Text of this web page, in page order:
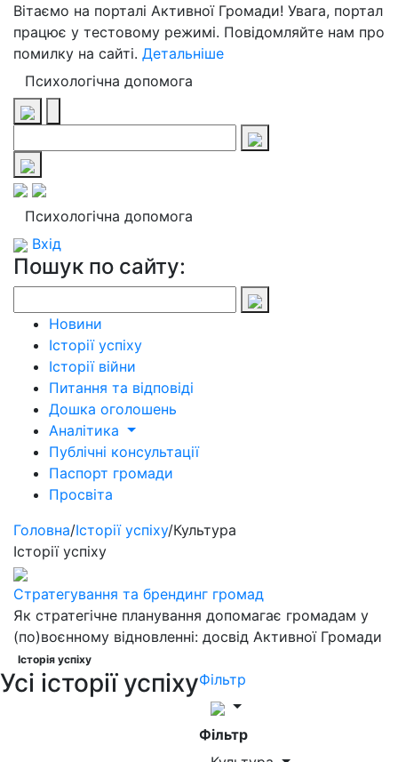
Вітаємо на порталі Активної Громади! Увага, портал
працює у тестовому режимі. Повідомляйте нам про
помилку на сайті. Детальніше
Психологічна допомога
Психологічна допомога
Вхід
Пошук по сайту:
Новини
Історії успіху
Історії війни
Питання та відповіді
Дошка оголошень
Аналітика
Публічні консультації
Паспорт громади
Просвіта
Головна/Історії успіху/Культура
Історії успіху
Стратегування та брендинг громад
Як стратегічне планування допомагає громадам у
(по)воєнному відновленні: досвід Активної Громади
Історія успіху
Усі історії успіхуФільтр
Фільтр